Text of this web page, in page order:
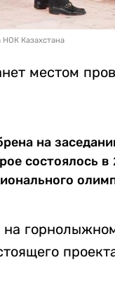
Казахстана
местом
на
состоялось
на